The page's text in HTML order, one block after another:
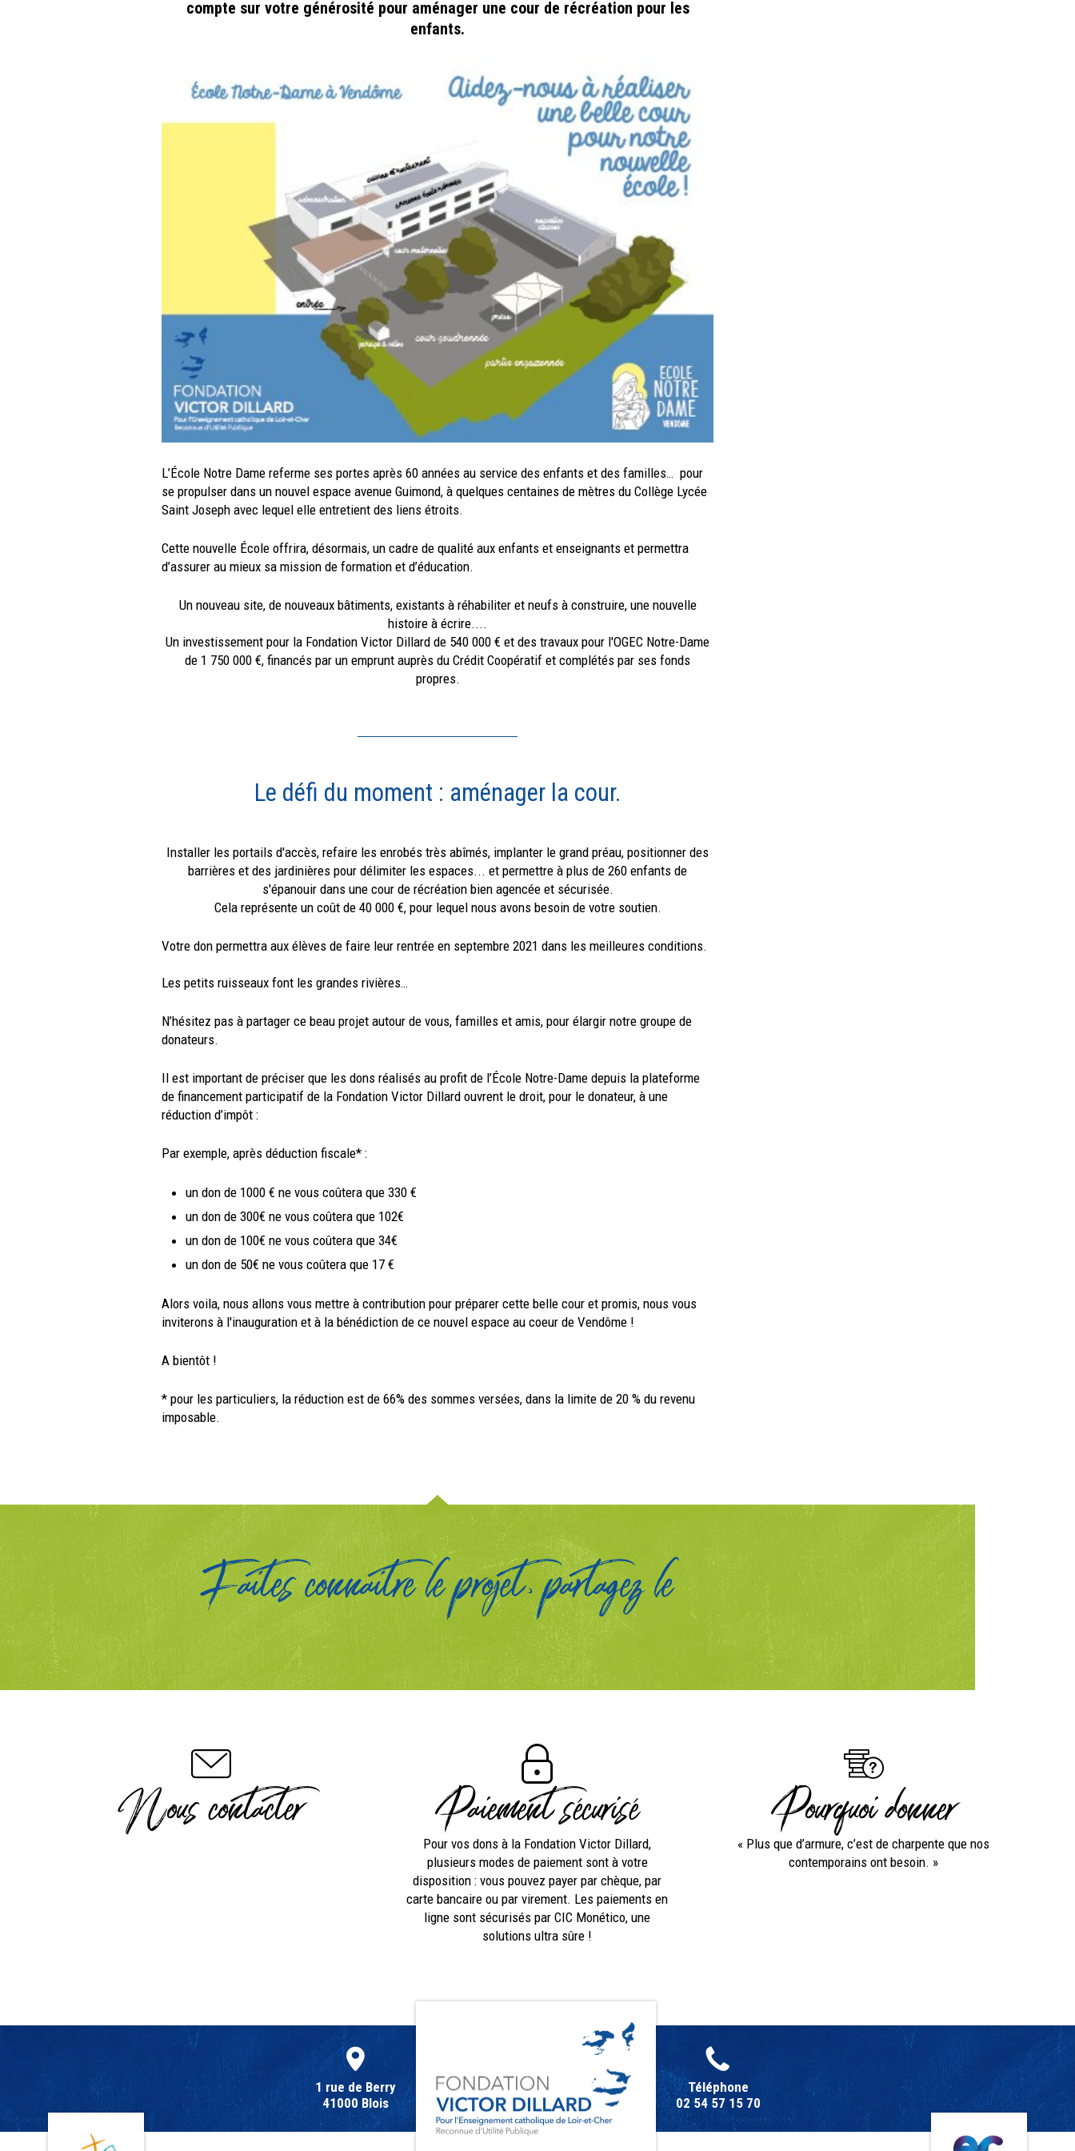
compte sur votre générosité pour aménager une cour de récréation pour les
enfants.
L’École Notre Dame referme ses portes après 60 années au service des enfants et des familles… pour
se propulser dans un nouvel espace avenue Guimond, à quelques centaines de mètres du Collège Lycée
Saint Joseph avec lequel elle entretient des liens étroits.
Cette nouvelle École offrira, désormais, un cadre de qualité aux enfants et enseignants et permettra
d’assurer au mieux sa mission de formation et d’éducation.
Un nouveau site, de nouveaux bâtiments, existants à réhabiliter et neufs à construire, une nouvelle
histoire à écrire....
Un investissement pour la Fondation Victor Dillard de 540 000 € et des travaux pour l'OGEC Notre-Dame
de 1 750 000 €, financés par un emprunt auprès du Crédit Coopératif et complétés par ses fonds
propres.
Le défi du moment : aménager la cour.
Installer les portails d'accès, refaire les enrobés très abîmés, implanter le grand préau, positionner des
barrières et des jardinières pour délimiter les espaces... et permettre à plus de 260 enfants de
s'épanouir dans une cour de récréation bien agencée et sécurisée.
Cela représente un coût de 40 000 €, pour lequel nous avons besoin de votre soutien.
Votre don permettra aux élèves de faire leur rentrée en septembre 2021 dans les meilleures conditions.
Les petits ruisseaux font les grandes rivières…
N’hésitez pas à partager ce beau projet autour de vous, familles et amis, pour élargir notre groupe de
donateurs.
Il est important de préciser que les dons réalisés au profit de l’École Notre-Dame depuis la plateforme
de financement participatif de la Fondation Victor Dillard ouvrent le droit, pour le donateur, à une
réduction d’impôt :
Par exemple, après déduction fiscale* :
un don de 1000 € ne vous coûtera que 330 €
un don de 300€ ne vous coûtera que 102€
un don de 100€ ne vous coûtera que 34€
un don de 50€ ne vous coûtera que 17 €
Alors voila, nous allons vous mettre à contribution pour préparer cette belle cour et promis, nous vous
inviterons à l'inauguration et à la bénédiction de ce nouvel espace au coeur de Vendôme !
A bientôt !
* pour les particuliers, la réduction est de 66% des sommes versées, dans la limite de 20 % du revenu
imposable.
Faites connaitre le projet, partagez le
Nous contacter Paiement sécurisé
Pour vos dons à la Fondation Victor Dillard,
plusieurs modes de paiement sont à votre
disposition : vous pouvez payer par chèque, par
carte bancaire ou par virement. Les paiements en
ligne sont sécurisés par CIC Monético, une
solutions ultra sûre !
Pourquoi donner
« Plus que d’armure, c’est de charpente que nos
contemporains ont besoin. »
1 rue de Berry
41000 Blois
Téléphone
02 54 57 15 70